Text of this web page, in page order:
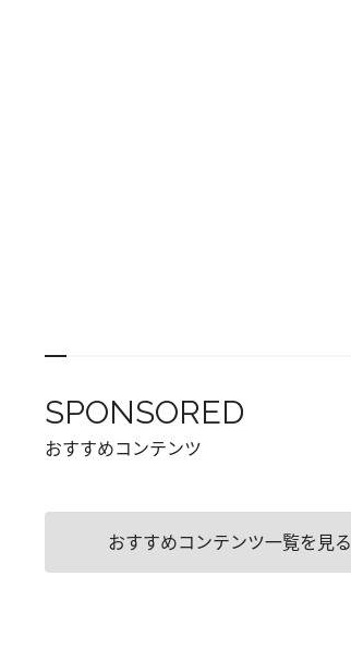
SPONSORED
おすすめコンテンツ
おすすめコンテンツ一覧を見る